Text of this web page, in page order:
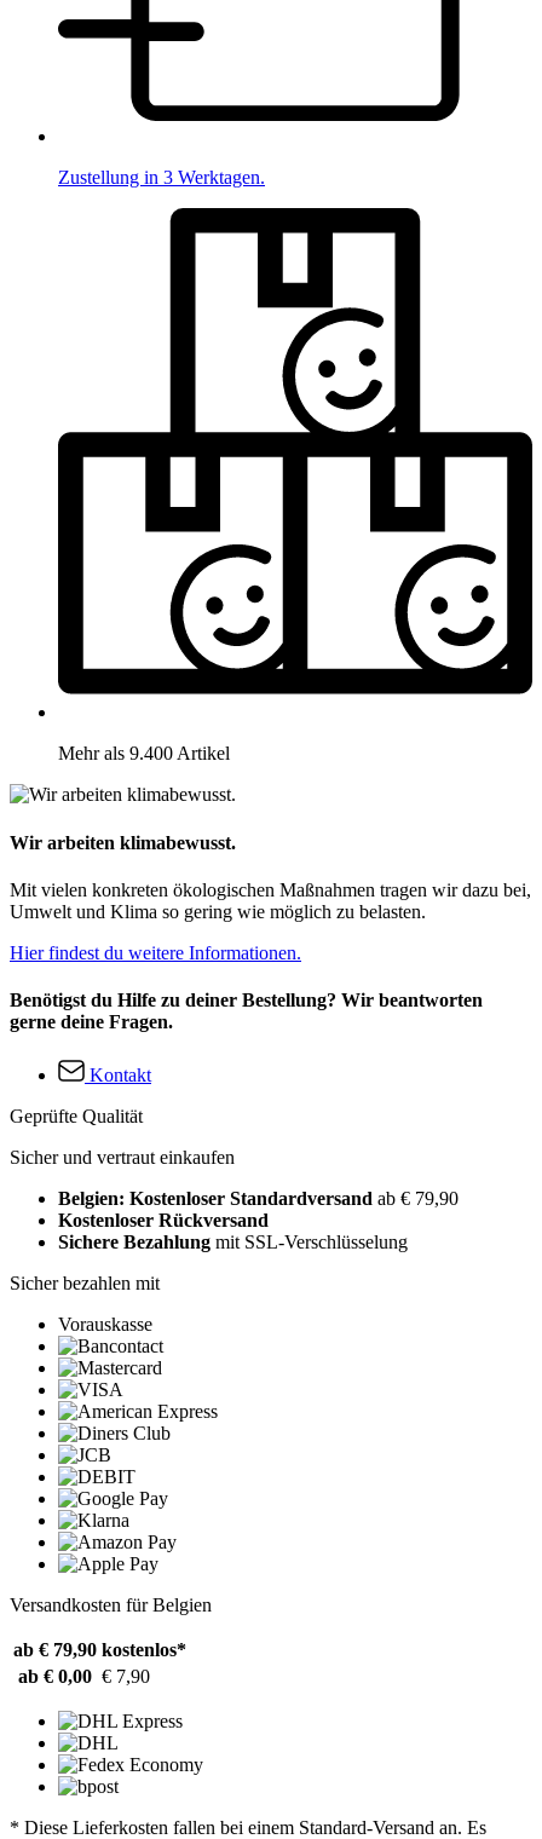
Zustellung in 3 Werktagen.
Mehr als 9.400 Artikel
Wir arbeiten klimabewusst.
Mit vielen konkreten ökologischen Maßnahmen tragen wir dazu bei,
Umwelt und Klima so gering wie möglich zu belasten.
Hier findest du weitere Informationen.
Benötigst du Hilfe zu deiner Bestellung? Wir beantworten
gerne deine Fragen.
Kontakt
Geprüfte Qualität
Sicher und vertraut einkaufen
Belgien: Kostenloser Standardversand ab € 79,90
Kostenloser Rückversand
Sichere Bezahlung mit SSL-Verschlüsselung
Sicher bezahlen mit
Vorauskasse
Versandkosten für Belgien
ab € 79,90 kostenlos*
ab € 0,00 € 7,90
* Diese Lieferkosten fallen bei einem Standard-Versand an. Es